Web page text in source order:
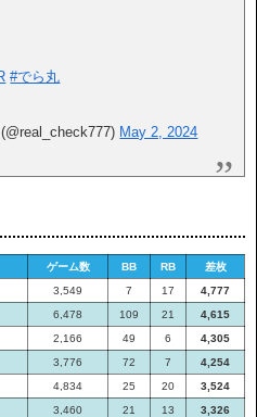
#でら丸
May 2, 2024
ゲーム数 BB RB
差枚
3,549 7 17
4,777
6,478 109 21
4,615
2,166 49 6
4,305
3,776 72 7
4,254
4,834 25 20
3,524
3,460 21 13
3,326